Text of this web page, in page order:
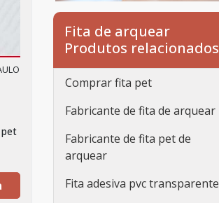
Fita de arquear
Produtos relacionados
Comprar fita pet
Fabricante de fita de arquear
Fabricante de fita pet de
arquear
Fita adesiva pvc transparente